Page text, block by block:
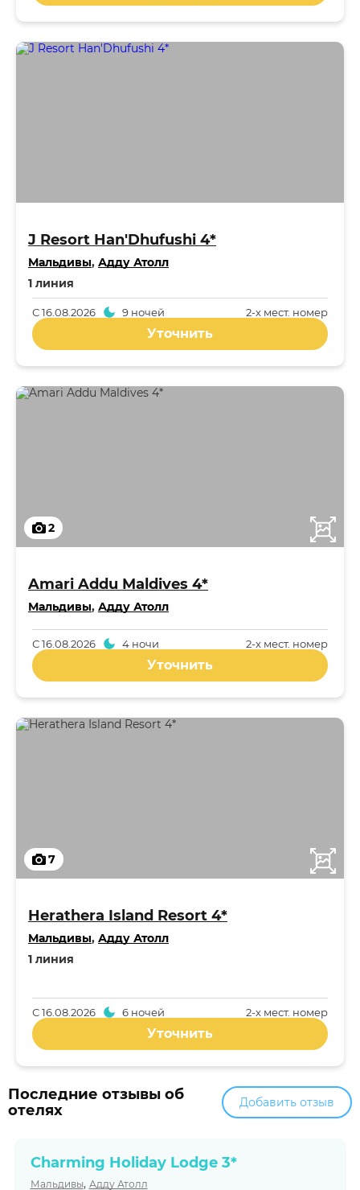
J Resort Han'Dhufushi 4*
Мальдивы, Адду Атолл
1 линия
2-x мест. номер
С16.08.2026 9 ночей
Уточнить
2
Amari Addu Maldives 4*
Мальдивы, Адду Атолл
2-x мест. номер
С16.08.2026 4 ночи
Уточнить
7
Herathera Island Resort 4*
Мальдивы, Адду Атолл
1 линия
2-x мест. номер
С16.08.2026 6 ночей
Уточнить
Последние отзывы об
отелях
Добавить отзыв
Charming Holiday Lodge 3*
Мальдивы, Адду Атолл